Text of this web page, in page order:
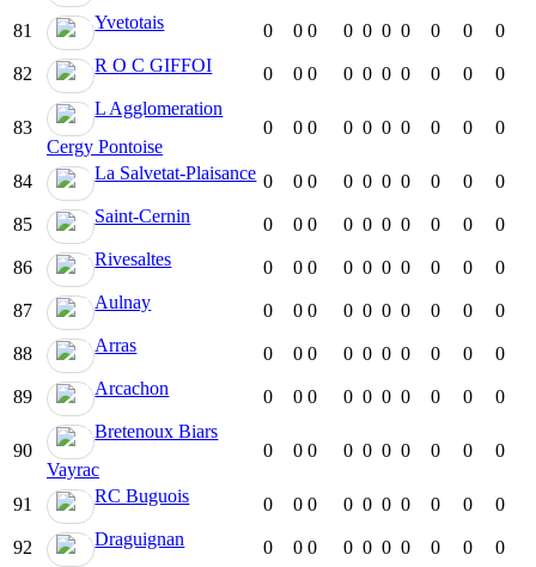
81 Yvetotais 0 0 0 0 0 0 0 0 0 0
82 R O C GIFFOI 0 0 0 0 0 0 0 0 0 0
83
L Agglomeration
Cergy Pontoise
0 0 0 0 0 0 0 0 0 0
84 La Salvetat-Plaisance 0 0 0 0 0 0 0 0 0 0
85 Saint-Cernin 0 0 0 0 0 0 0 0 0 0
86 Rivesaltes 0 0 0 0 0 0 0 0 0 0
87 Aulnay 0 0 0 0 0 0 0 0 0 0
88 Arras 0 0 0 0 0 0 0 0 0 0
89 Arcachon 0 0 0 0 0 0 0 0 0 0
90
Bretenoux Biars
Vayrac
0 0 0 0 0 0 0 0 0 0
91 RC Buguois 0 0 0 0 0 0 0 0 0 0
92 Draguignan 0 0 0 0 0 0 0 0 0 0